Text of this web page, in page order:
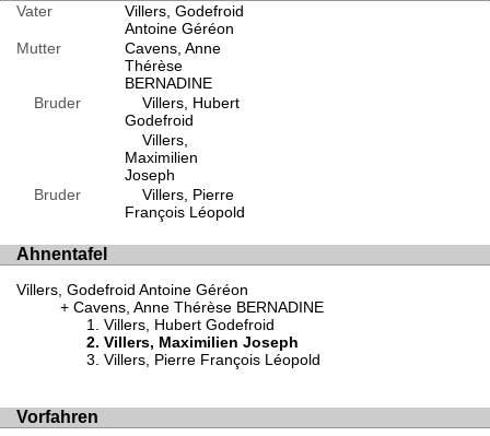
Vater
Villers, Godefroid
Antoine Géréon
Mutter
Cavens, Anne
Thérèse
BERNADINE
Bruder
Villers, Hubert
Godefroid
Villers,
Maximilien
Joseph
Bruder
Villers, Pierre
François Léopold
Ahnentafel
Villers, Godefroid Antoine Géréon
Cavens, Anne Thérèse BERNADINE
Villers, Hubert Godefroid
Villers, Maximilien Joseph
Villers, Pierre François Léopold
Vorfahren